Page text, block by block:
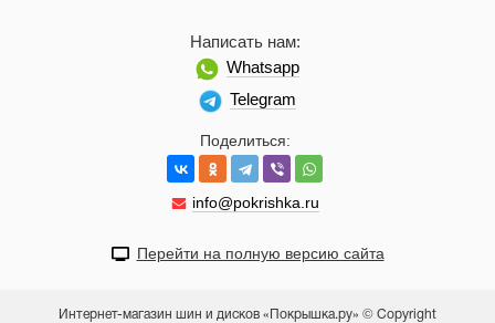
Поделиться:
info@pokrishka.ru
Написать нам:
Whatsapp
Telegram
Перейти на полную версию сайта
Интернет-магазин шин и дисков «Покрышка.ру» © Copyright